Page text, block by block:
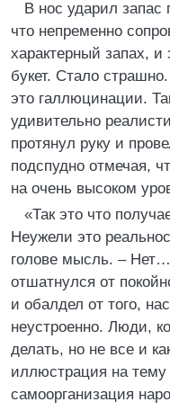
В нос ударил запас
что непременно
характерный запах,
букет. Стало
это галлюцинации.
удивительно
протянул руку и
подспудно отмечая,
на очень высоком
«Так это что
Неужели это
голове мысль. –
отшатнулся от
и обалдел от того,
неустроенно. Люди,
делать, но не все и
иллюстрация на тему
самоорганизация